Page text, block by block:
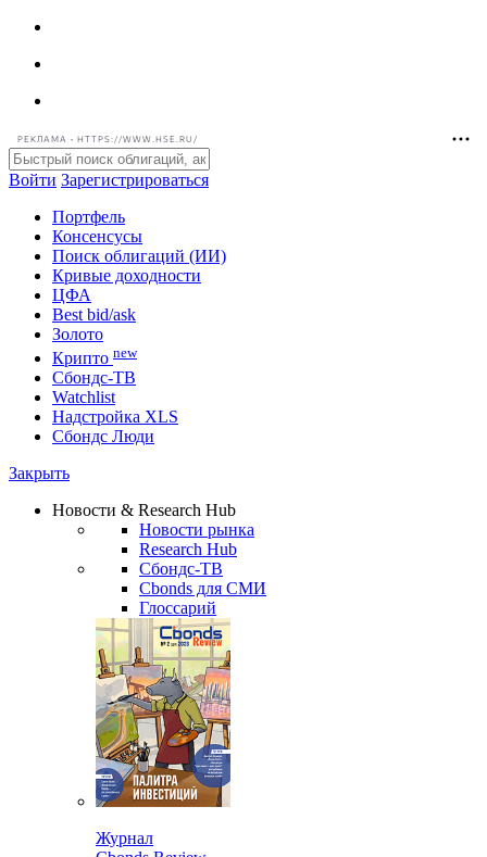
РЕКЛАМА • HTTPS://WWW.HSE.RU/
Войти Зарегистрироваться
Портфель
Консенсусы
Поиск облигаций (ИИ)
Кривые доходности
ЦФА
Best bid/ask
Золото
Крипто new
Watchlist
Сбондс Люди
Новости & Research Hub
Новости рынка
Research Hub
Сбондс-ТВ
Cbonds для СМИ
Глоссарий